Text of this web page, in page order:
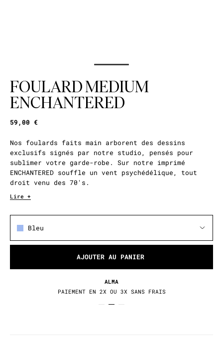
FOULARD MEDIUM
ENCHANTERED
59,00 €
Nos foulards faits main arborent des dessins
exclusifs signés par notre studio, pensés pour
sublimer votre garde-robe. Sur notre imprimé
ENCHANTERED souffle un vent psychédélique, tout
droit venu des 70's.
Lire +
Bleu
AJOUTER AU PANIER
RETOURS / ÉCHANGES
30 JOURS POUR CHANGER D'AVIS